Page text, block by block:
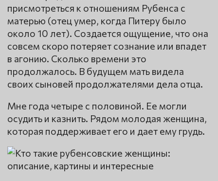
присмотреться к отношениям Рубенса с
матерью (отец умер, когда Питеру было
около 10 лет). Создается ощущение, что она
совсем скоро потеряет сознание или впадет
в агонию. Сколько времени это
продолжалось. В будущем мать видела
своих сыновей продолжателями дела отца.
Мне года четыре с половиной. Ее могли
осудить и казнить. Рядом молодая женщина,
которая поддерживает его и дает ему грудь.